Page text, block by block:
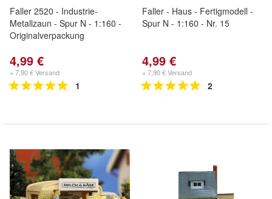
Faller 2520 - Industrie-
Metallzaun - Spur N - 1:160 -
Originalverpackung
4,99 €
+ 7,90 € Versand
1
Faller - Haus - Fertigmodell -
Spur N - 1:160 - Nr. 15
4,99 €
+ 7,90 € Versand
2